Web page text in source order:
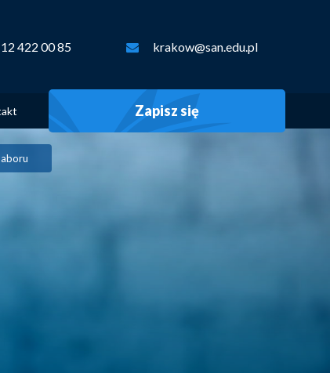
422 00 85 krakow@san.edu.pl
Zapisz się